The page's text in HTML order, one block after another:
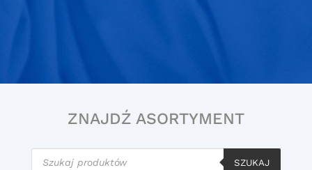
ZNAJDŹ ASORTYMENT
Wyszukiwarka
produktów
SZUKAJ